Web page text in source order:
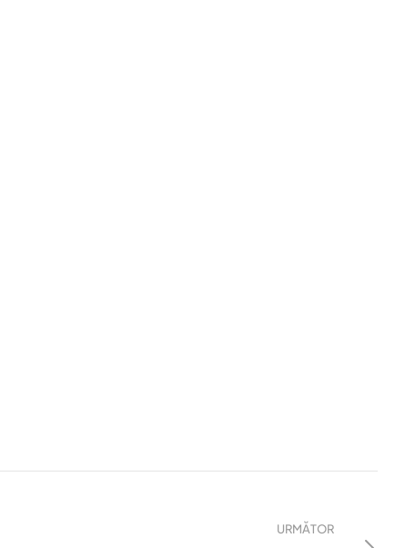
URMĂTOR